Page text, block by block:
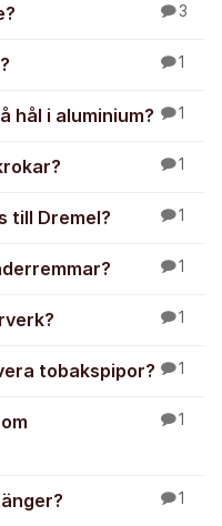
3
1
hål i aluminium? 1
1
till Dremel? 1
1
1
tobakspipor? 1
1
1